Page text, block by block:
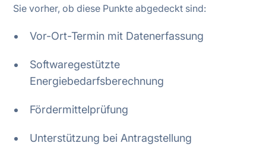
Sie vorher, ob diese Punkte abgedeckt sind:
Vor-Ort-Termin mit Datenerfassung
Softwaregestützte
Energiebedarfsberechnung
Fördermittelprüfung
Unterstützung bei Antragstellung